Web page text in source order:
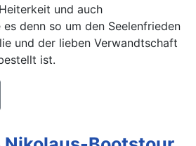
und auch
denn so um den Seelenfrieden
und der lieben Verwandtschaft
ist.